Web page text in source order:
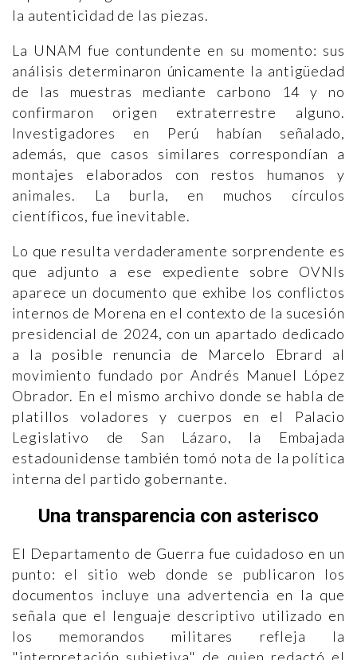
la autenticidad de las piezas.
La UNAM fue contundente en su momento: sus
análisis determinaron únicamente la antigüedad
de las muestras mediante carbono 14 y no
confirmaron origen extraterrestre alguno.
Investigadores en Perú habían señalado,
además, que casos similares correspondían a
montajes elaborados con restos humanos y
animales. La burla, en muchos círculos
científicos, fue inevitable.
Lo que resulta verdaderamente sorprendente es
que adjunto a ese expediente sobre OVNIs
aparece un documento que exhibe los conflictos
internos de Morena en el contexto de la sucesión
presidencial de 2024, con un apartado dedicado
a la posible renuncia de Marcelo Ebrard al
movimiento fundado por Andrés Manuel López
Obrador. En el mismo archivo donde se habla de
platillos voladores y cuerpos en el Palacio
Legislativo de San Lázaro, la Embajada
estadounidense también tomó nota de la política
interna del partido gobernante.
Una transparencia con asterisco
El Departamento de Guerra fue cuidadoso en un
punto: el sitio web donde se publicaron los
documentos incluye una advertencia en la que
señala que el lenguaje descriptivo utilizado en
los memorandos militares refleja la